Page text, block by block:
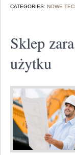
CATEGORIES: NOWE
Sklep
użytku